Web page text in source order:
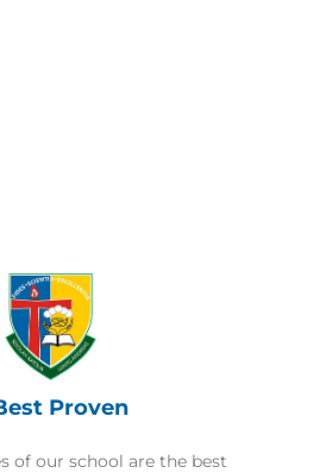
Proven
of our school are the best